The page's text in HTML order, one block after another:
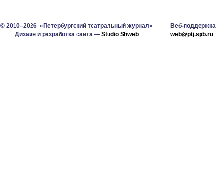
© 2010–2026 «Петербургский театральный журнал»
Дизайн и разработка сайта — Studio Shweb
Веб-поддержка
web@ptj.spb.ru